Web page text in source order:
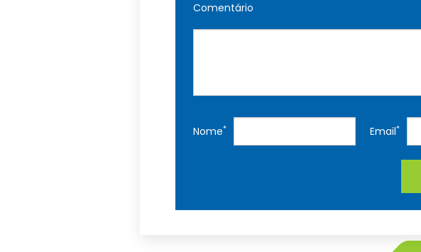
Comentário
Nome* Email*